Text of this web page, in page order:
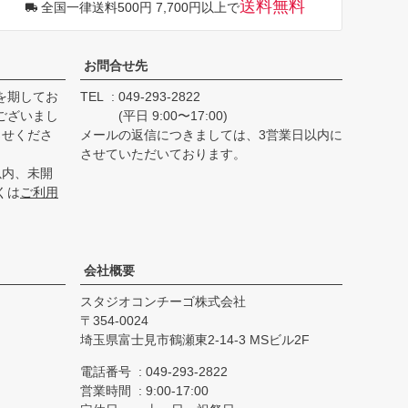
へ
全国一律送料500円 7,700円以上で送料無料
期してお
ざいまし
くださ
、未開
はご利用
お問合せ先
TEL
049-293-2822
(平日 9:00〜17:00)
メールの返信につきましては、3営業日以内に
させていただいております。
会社概要
スタジオコンチーゴ株式会社
354-0024
埼玉県富士見市鶴瀬東2-14-3 MSビル2F
電話番号
049-293-2822
営業時間
9:00-17:00